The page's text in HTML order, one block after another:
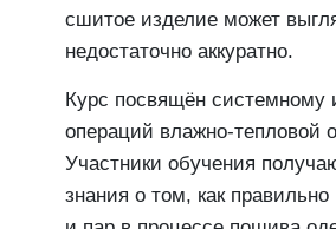
сшитое изделие может
недостаточно аккуратно.
Курс посвящён системному
операций влажно-тепловой
Участники обучения
знания о том, как